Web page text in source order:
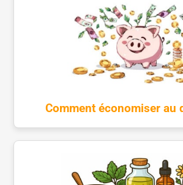
Comment économiser au